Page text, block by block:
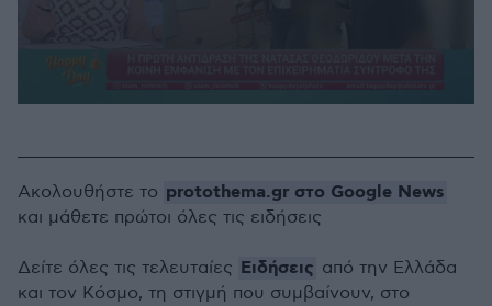
2
minutes,
16
seconds
Ακολουθήστε το protothema.gr στο Google News
και μάθετε πρώτοι όλες τις ειδήσεις
Δείτε όλες τις τελευταίες Ειδήσεις από την Ελλάδα
και τον Κόσμο, τη στιγμή που συμβαίνουν, στο